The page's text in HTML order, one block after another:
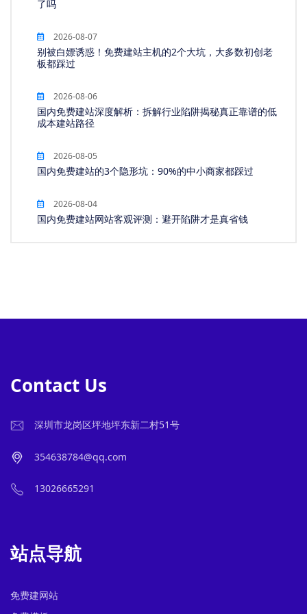
了吗
2026-08-07
别被白嫖诱惑！免费建站主机的2个大坑，大多数初创老
板都踩过
2026-08-06
国内免费建站深度解析：拆解行业陷阱揭秘真正靠谱的低
成本建站路径
2026-08-05
国内免费建站的3个隐形坑：90%的中小商家都踩过
2026-08-04
国内免费建站网站客观评测：避开陷阱才是真省钱
Contact Us
深圳市龙岗区坪地坪东新二村51号
354638784@qq.com
13026665291
站点导航
免费建网站